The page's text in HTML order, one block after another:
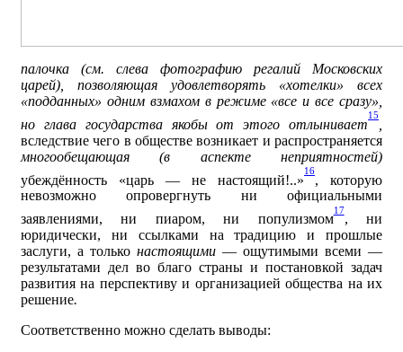
палочка (см. слева фотографию регалий Московских
царей), позволяющая удовлетворять «хотелки» всех
«подданных» одним взма­хом в режиме «все и все сразу»,
но глава государства якобы от этого отлынивает
15
вследствие чего в обществе возникает и распространяется
многообещающая (в аспекте неприятностей)
убеждённость «царь — не настоящий!..»
16
, которую
невозможно опровергнуть ни официальными
заявлениями, ни пиаром, ни популизмом
17
, ни
юридически, ни ссылками на традицию и прошлые
заслуги, а только настоящими — ощутимыми всеми —
результатами дел во благо страны и постановкой задач
развития на перспективу и организацией общества на их
решение.
Соответственно можно сделать выводы: